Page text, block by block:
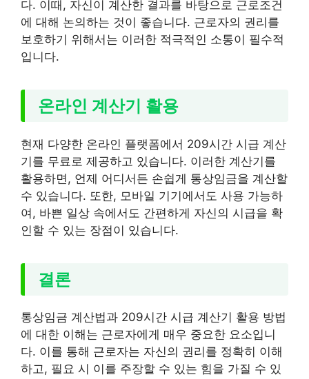
다. 이때, 자신이 계산한 결과를 바탕으로 근로조건
에 대해 논의하는 것이 좋습니다. 근로자의 권리를
보호하기 위해서는 이러한 적극적인 소통이 필수적
입니다.
온라인 계산기 활용
현재 다양한 온라인 플랫폼에서 209시간 시급 계산
기를 무료로 제공하고 있습니다. 이러한 계산기를
활용하면, 언제 어디서든 손쉽게 통상임금을 계산할
수 있습니다. 또한, 모바일 기기에서도 사용 가능하
여, 바쁜 일상 속에서도 간편하게 자신의 시급을 확
인할 수 있는 장점이 있습니다.
결론
통상임금 계산법과 209시간 시급 계산기 활용 방법
에 대한 이해는 근로자에게 매우 중요한 요소입니
다. 이를 통해 근로자는 자신의 권리를 정확히 이해
하고, 필요 시 이를 주장할 수 있는 힘을 가질 수 있